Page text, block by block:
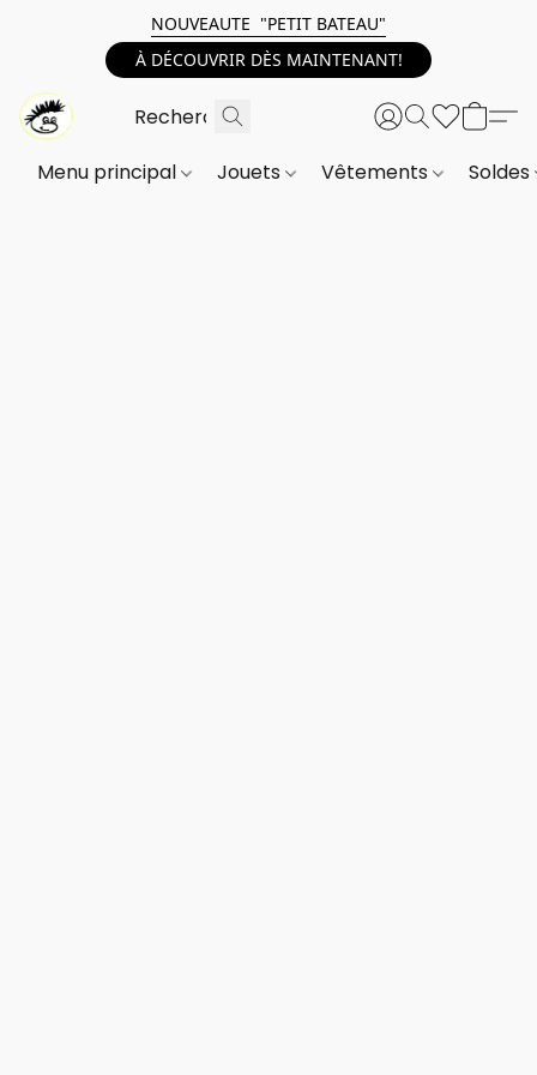
NOUVEAUTE "PETIT BATEAU"
À DÉCOUVRIR DÈS MAINTENANT!
Menu principal Jouets Vêtements Soldes